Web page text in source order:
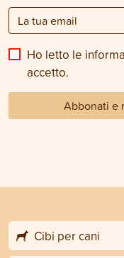
Ho letto le
accetto.
Abbonati e
Cibi per cani